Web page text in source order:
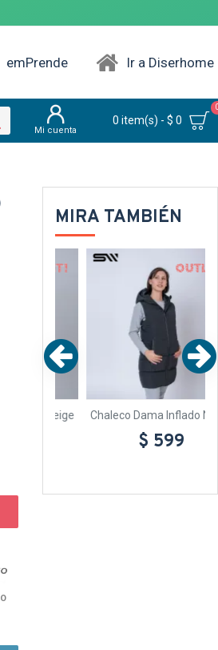
emPrende Ir a Diserhome
Mi cuenta
0 item(s) - $ 0
MIRA TAMBIÉN
TEXTTRANSPARENTE OUT
Chaleco Dama Inflado Negro
$ 599